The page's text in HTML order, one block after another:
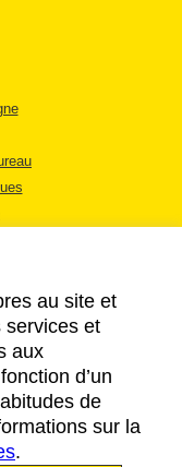
au site et
services et
aux
d’un
de
sur la
.